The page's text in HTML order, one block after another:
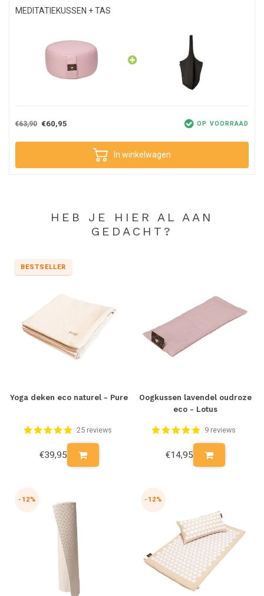
MEDITATIEKUSSEN + TAS
€63,90 €60,95 OP VOORRAAD
In winkelwagen
HEB JE HIER AL AAN
GEDACHT?
BESTSELLER
Yoga deken eco naturel - Pure
25 reviews
€39,95
Oogkussen lavendel oudroze
eco - Lotus
9 reviews
€14,95
-12% -12%